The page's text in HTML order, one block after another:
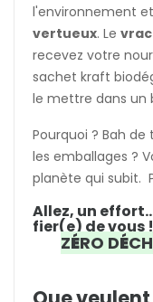
l'environnement
vertueux. Le vrac
recevez votre
sachet kraft
le mettre dans
Pourquoi ? Bah
les emballages ?
planète qui subit.
Allez, un
fier(e) de vous
ZÉRO DÉ